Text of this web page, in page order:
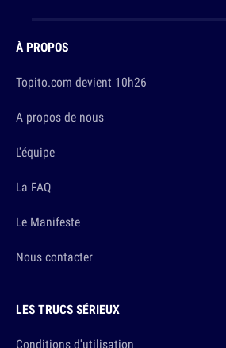
À PROPOS
Topito.com devient 10h26
A propos de nous
L'équipe
La FAQ
Le Manifeste
Nous contacter
LES TRUCS SÉRIEUX
Conditions d'utilisation